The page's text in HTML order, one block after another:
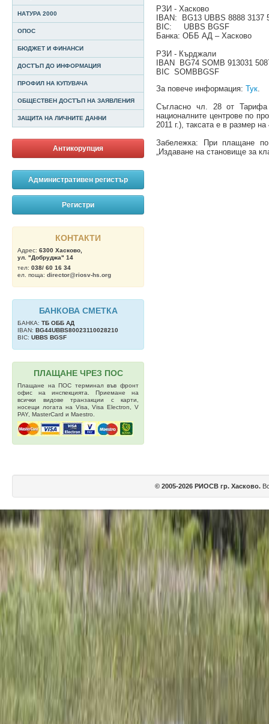
НАТУРА 2000
ОПОС
БЮДЖЕТ И ФИНАНСИ
ДОСТЪП ДО ИНФОРМАЦИЯ
ПРОФИЛ НА КУПУВАЧА
ОБЩЕСТВЕН ДОСТЪП НА ЗАЯВЛЕНИЯ
ЗАЩИТА НА ЛИЧНИТЕ ДАННИ
Антикорупция
Административен регистър
Регистри
КОНТАКТИ
Адрес: 6300 Хасково,
ул. "Добруджа" 14
тел: 038/ 60 16 34
ел. поща: director@riosv-hs.org
БАНКОВА СМЕТКА
БАНКА: ТБ OББ АД
IBAN: BG44UBBS80023110028210
BIC: UBBS BGSF
ПЛАЩАНЕ ЧРЕЗ ПОС
Плащане на ПОС терминал във фронт
офис на инспекцията. Приемане на
всички видове транзакции с карти,
носещи логата на Visa, Visa Electron, V
PAY, MasterCard и Maestro.
РЗИ - Хасково
IBAN: BG13 UBBS 8888 3137
BIC: UBBS BGSF
Банка: ОББ АД – Хасково
РЗИ - Кърджали
IВАN ВG74 SOМВ 913031
ВIС SOМВВGSF
За повече информация: Тук
Съгласно чл. 28 от Тарифа
националните центрове по
2011 г.), таксата е в размер
Забележка: При плащане
„Издаване на становище за
© 2005-2026 РИОСВ гр. Хасково.